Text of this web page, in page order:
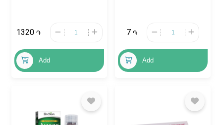
1320 ֏
Add
7 ֏
Add